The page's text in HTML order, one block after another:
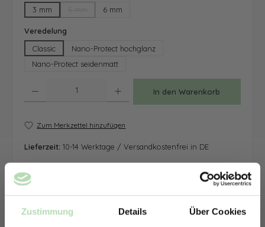
Zustimmung Details Über Cookies
3 mm
(Diese Option ist zurzeit nicht verfügbar.)
6 mm
Veredelung
Classic
Nano-Protect hochglanz
Nano-Protect seidenmatt
In den Warenkorb
Zum Merkzettel hinzufügen
Lieferzeit: 10-14 Werktage / Versandkostenfrei in DE